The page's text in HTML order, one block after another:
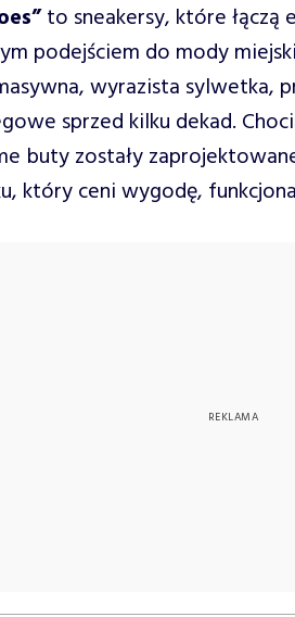
to sneakersy, które łączą
podejściem do mody
wyrazista sylwetka,
sprzed kilku dekad.
buty zostały
który ceni wygodę,